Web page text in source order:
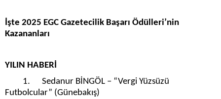
İşte 2025 EGC Gazetecilik Başarı Ödülleri’nin
Kazananları
YILIN HABERİ
1. Sedanur BİNGÖL – “Vergi Yüzsüzü
Futbolcular” (Günebakış)